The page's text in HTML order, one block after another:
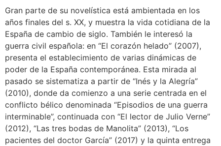
Gran parte de su novelística está ambientada en los
años finales del s. XX, y muestra la vida cotidiana de la
España de cambio de siglo. También le interesó la
guerra civil española: en “El corazón helado” (2007),
presenta el establecimiento de varias dinámicas de
poder de la España contemporánea. Esta mirada al
pasado se sistematiza a partir de “Inés y la Alegría”
(2010), donde da comienzo a una serie centrada en el
conflicto bélico denominada “Episodios de una guerra
interminable”, continuada con “El lector de Julio Verne”
(2012), “Las tres bodas de Manolita” (2013), “Los
pacientes del doctor García” (2017) y la quinta entrega